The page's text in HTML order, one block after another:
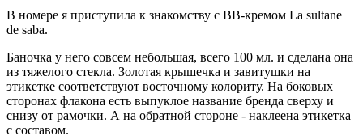
В номере я приступила к знакомству с ВВ-кремом La sultane
de saba.
Баночка у него совсем небольшая, всего 100 мл. и сделана она
из тяжелого стекла. Золотая крышечка и завитушки на
этикетке соответствуют восточному колориту. На боковых
сторонах флакона есть выпуклое название бренда сверху и
снизу от рамочки. А на обратной стороне - наклеена этикетка
с составом.